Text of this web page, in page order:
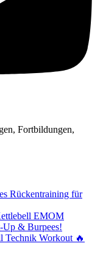
Fortbildungen,
Rückentraining für
EMOM
Up & Burpees!
Technik Workout 🔥